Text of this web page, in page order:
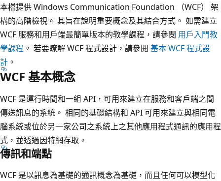
本檔提供 Windows Communication Foundation （WCF） 架
構的高階檢視。 其旨在說明重要概念及其結合方式。 如需建立
WCF 服務和用戶端最簡單版本的教學課程，請參閱 用戶入門教
學課程 。 若要瞭解 WCF 程式設計，請參閱 基本 WCF 程式設
計 。
WCF 基本概念
WCF 是運行時間和一組 API，可用來建立在服務和客戶端之間
傳送訊息的系統。 相同的基礎結構和 API 可用來建立與相同電
腦系統或位於另一家公司之系統上之其他應用程式通訊的應用程
式，並透過因特網存取。
傳訊和端點
WCF 是以訊息為基礎的通訊概念為基礎，而且任何可以模型化